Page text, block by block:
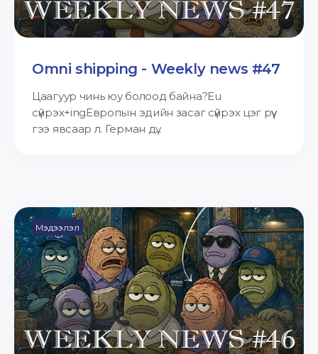
Omni shipping - Weekly news #47
Цаагуур чинь юу болоод байна?Eu
сүйрэх+ingЕвропын эдийн засаг сүйрэх цэг рүү
гээ явсаар л. Герман дү...
Мэдээлэл